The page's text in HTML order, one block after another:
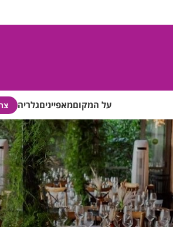
על המקוםמאפייניםגלריה